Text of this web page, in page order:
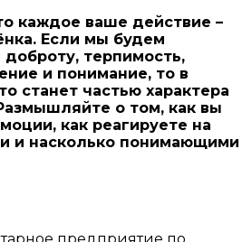
каждое ваше действие –
Если мы будем
терпимость,
и понимание, то в
станет частью характера
о том, как вы
как реагируете на
и насколько понимающими
предприятие по